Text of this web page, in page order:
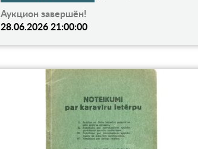
Аукцион завершён!
28.06.2026 21:00:00